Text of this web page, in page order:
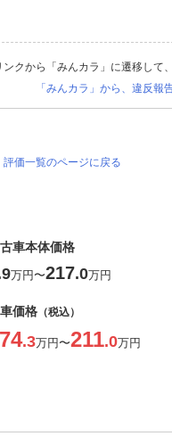
ンクから「みんカラ」に遷移して
「みんカラ」から、違反報
価一覧のページに戻る
車本体価格
万円〜217.0万円
価格 （税込）
.3万円〜211.0万円